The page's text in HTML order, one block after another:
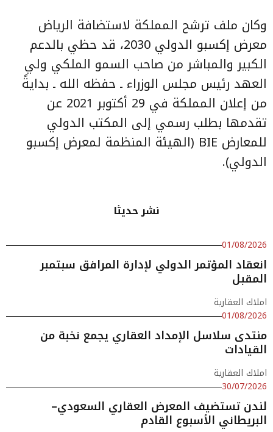
وكان ملف ترشح المملكة لاستضافة الرياض
معرض إكسبو الدولي 2030، قد حظي بالدعم
الكبير والمباشر من صاحب السمو الملكي ولي
العهد رئيس مجلس الوزراء ـ حفظه الله ـ بدايةً
من إعلان المملكة في 29 أكتوبر 2021 عن
تقدمها بطلب رسمي إلى المكتب الدولي
للمعارض BIE (الهيئة المنظمة لمعرض إكسبو
الدولي).
نشر حديثا
01/08/2026
انعقاد المؤتمر الدولي لإدارة المرافق سبتمبر
المقبل
املاك العقارية
01/08/2026
منتدى سلاسل الإمداد العقاري يجمع نخبة من
القيادات
املاك العقارية
30/07/2026
لندن تستضيف المعرض العقاري السعودي–
البريطاني الأسبوع القادم